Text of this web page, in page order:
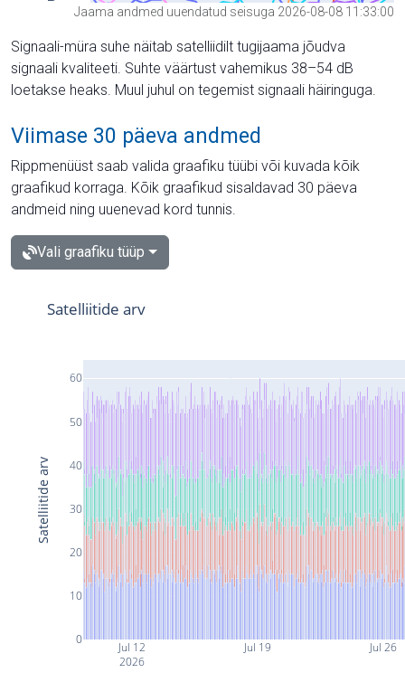
Jaama andmed uuendatud seisuga 2026-08-08 11:33:00
Signaali-müra suhe näitab satelliidilt tugijaama jõudva
signaali kvaliteeti. Suhte väärtust vahemikus 38–54 dB
loetakse heaks. Muul juhul on tegemist signaali häiringuga.
Viimase 30 päeva andmed
Rippmenüüst saab valida graafiku tüübi või kuvada kõik
graafikud korraga. Kõik graafikud sisaldavad 30 päeva
andmeid ning uuenevad kord tunnis.
Vali graafiku tüüp
Jul 12
2026
Jul 19 Jul 26
0
10
20
30
40
50
60
Satelliitide arv
Satelliitide arv